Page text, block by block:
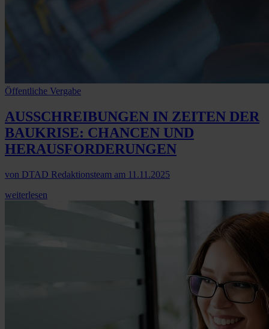
Öffentliche Vergabe
AUSSCHREIBUNGEN IN ZEITEN DER
BAUKRISE: CHANCEN UND
HERAUSFORDERUNGEN
von DTAD Redaktionsteam am 11.11.2025
weiterlesen